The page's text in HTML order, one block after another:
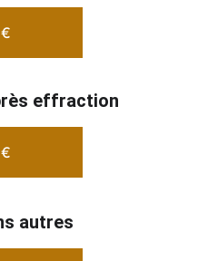
autres
effraction